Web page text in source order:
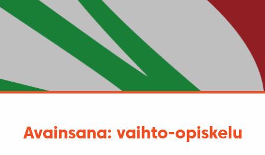
Avainsana: vaihto-opiskelu